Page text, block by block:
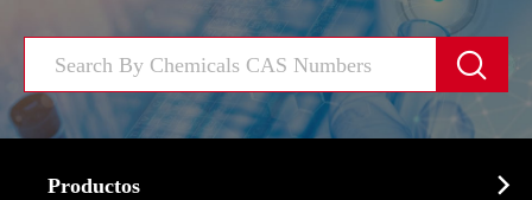

Productos 